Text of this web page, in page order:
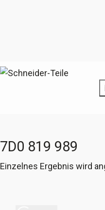
7D0 819 989
Einzelnes Ergebnis wird